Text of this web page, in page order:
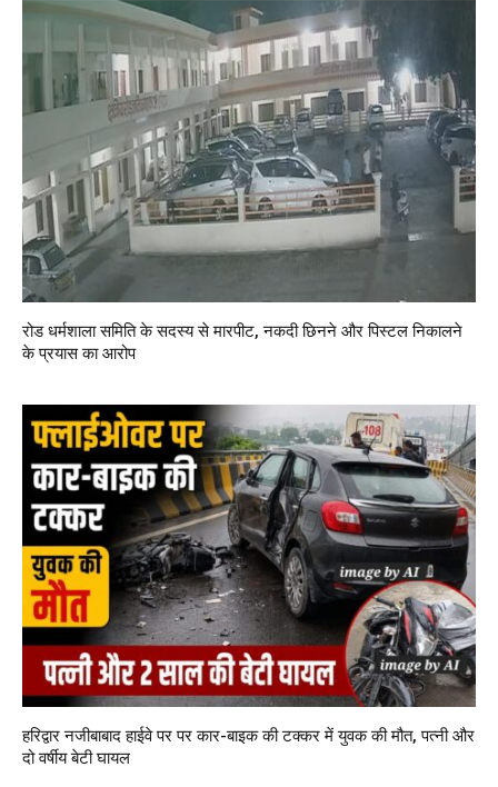
रोड धर्मशाला समिति के सदस्य से मारपीट, नकदी छिनने और पिस्टल निकालने
के प्रयास का आरोप
हरिद्वार नजीबाबाद हाईवे पर पर कार-बाइक की टक्कर में युवक की मौत, पत्नी और
दो वर्षीय बेटी घायल